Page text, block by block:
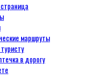
маршруты
в дорогу